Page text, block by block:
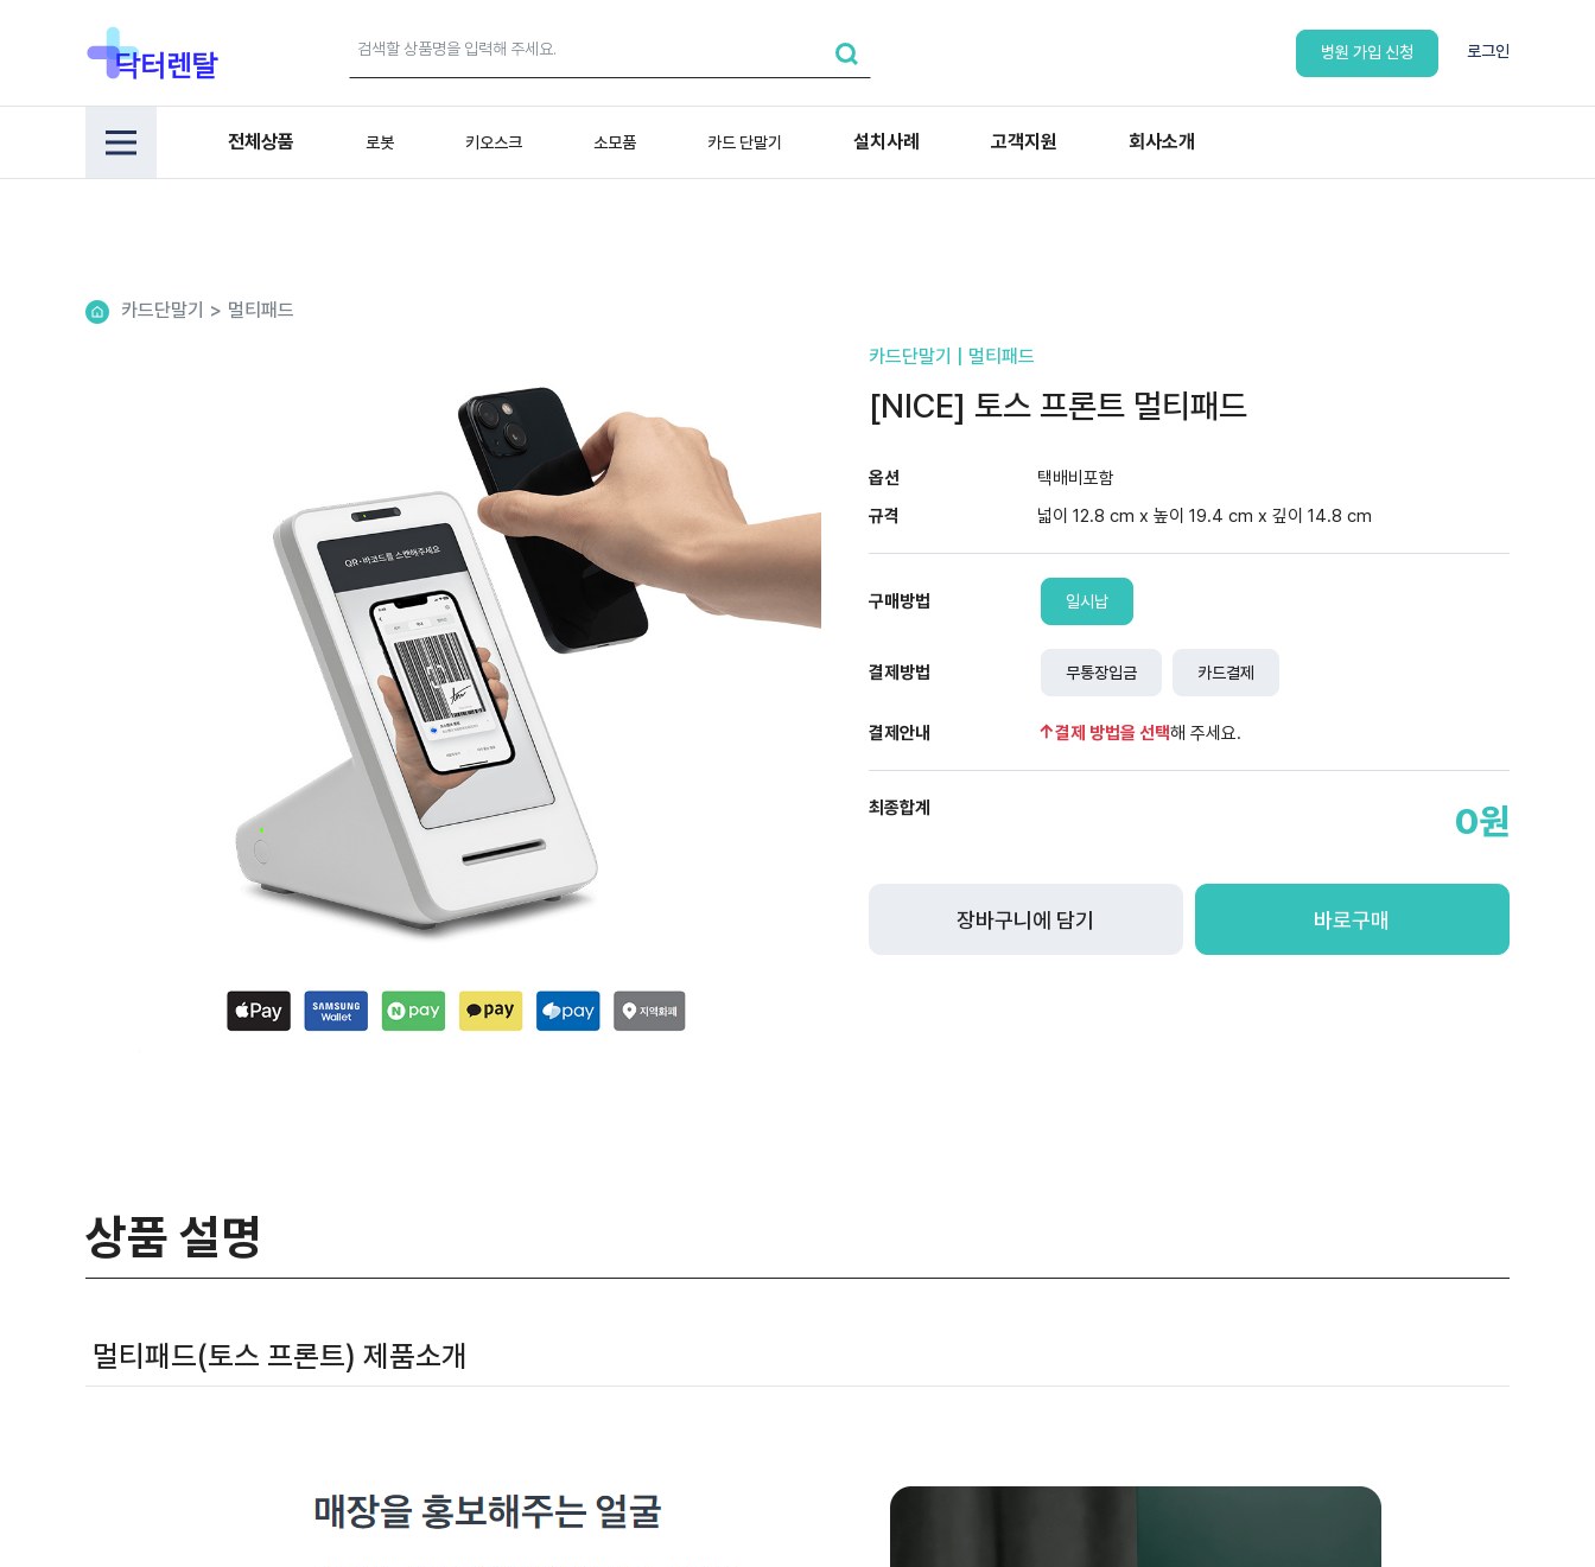
병원 가입 신청 로그인
전체상품 로봇 키오스크 소모품 카드 단말기 설치사례 고객지원 회사소개
카드단말기 > 멀티패드
카드단말기 | 멀티패드
[NICE] 토스 프론트 멀티패드
옵션
택배비포함
규격
넓이 12.8 cm x 높이 19.4 cm x 깊이 14.8 cm
구매방법 일시납
결제방법 무통장입금 카드결제
결제안내 결제 방법을 선택해 주세요.
최종합계 0원
장바구니에 담기 바로구매
상품 설명
멀티패드(토스 프론트) 제품소개